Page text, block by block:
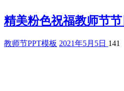
精美粉色祝福教师节
教师节PPT模板 2021年5月5日 141